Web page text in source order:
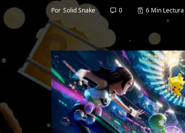
Por Solid Snake 0 6 Min Lectura